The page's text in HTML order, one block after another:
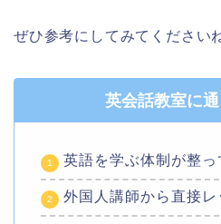
ぜひ参考にしてみてください
英会話教室に
英語を学ぶ体制が整っ
外国人講師から直接